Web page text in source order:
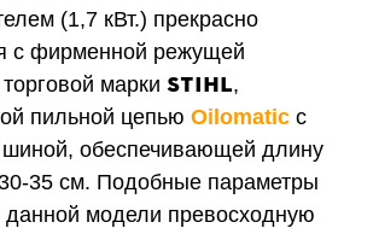
(1,7 кВт.) прекрасно
с фирменной режущей
марки STIHL,
пильной цепью Oilomatic с
шиной, обеспечивающей длину
35 см. Подобные параметры
данной модели превосходную